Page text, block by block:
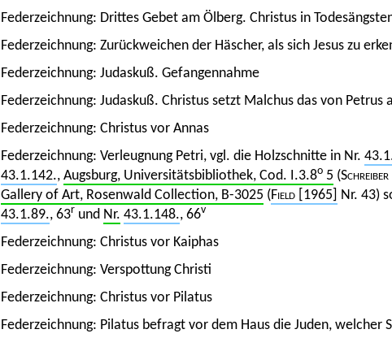
Federzeichnung: Drittes Gebet am Ölberg. Christus in
Federzeichnung: Zurückweichen der Häscher, als sich Jesus zu
Federzeichnung: Judaskuß. Gefangennahme
Federzeichnung: Judaskuß. Christus setzt Malchus das von Petrus
Federzeichnung: Christus vor Annas
Federzeichnung: Verleugnung Petri, vgl. die Holzschnitte in Nr.
43.1.142., Augsburg, Universitätsbibliothek, Cod. I.3.8o5 (Schreiber
Gallery of Art, Rosenwald Collection, B-3025 (Field[1965] Nr. 43)
43.1.89., 63r und Nr. 43.1.148., 66v
Federzeichnung: Christus vor Kaiphas
Federzeichnung: Verspottung Christi
Federzeichnung: Christus vor Pilatus
Federzeichnung: Pilatus befragt vor dem Haus die Juden, welcher